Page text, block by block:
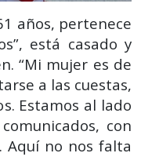
años, pertenece
está casado y
“Mi mujer es de
a las cuestas,
Estamos al lado
con
Aquí no nos falta